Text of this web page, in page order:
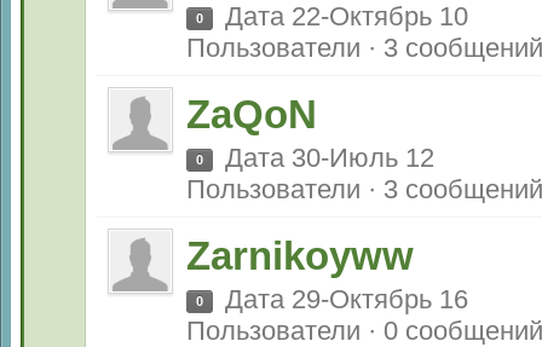
0
Дата 22-Октябрь 10
Пользователи · 3 сообщений
ZaQoN
0
Дата 30-Июль 12
Пользователи · 3 сообщений
Zarnikoyww
0
Дата 29-Октябрь 16
Пользователи · 0 сообщений